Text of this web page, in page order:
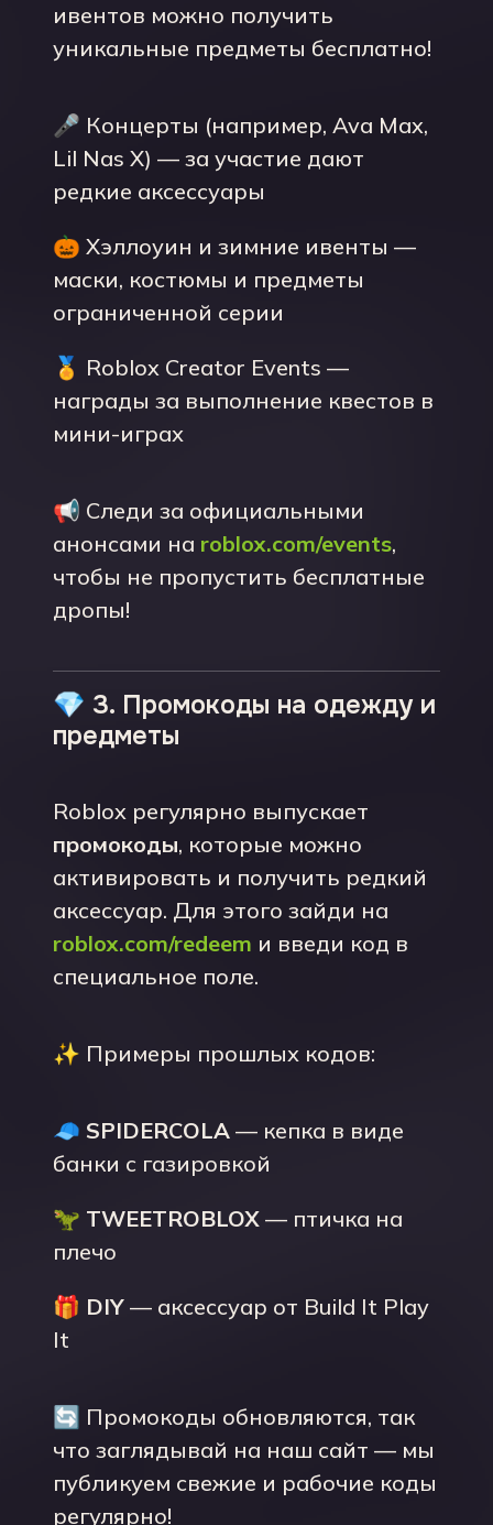
ивентов можно получить
уникальные предметы бесплатно!
🎤 Концерты (например, Ava Max,
Lil Nas X) — за участие дают
редкие аксессуары
🎃 Хэллоуин и зимние ивенты —
маски, костюмы и предметы
ограниченной серии
🏅 Roblox Creator Events —
награды за выполнение квестов в
мини-играх
📢 Следи за официальными
анонсами на roblox.com/events,
чтобы не пропустить бесплатные
дропы!
💎 3. Промокоды на одежду и
предметы
Roblox регулярно выпускает
промокоды, которые можно
активировать и получить редкий
аксессуар. Для этого зайди на
roblox.com/redeem и введи код в
специальное поле.
✨ Примеры прошлых кодов:
🧢 SPIDERCOLA — кепка в виде
банки с газировкой
🦖 TWEETROBLOX — птичка на
плечо
🎁 DIY — аксессуар от Build It Play
It
🔄 Промокоды обновляются, так
что заглядывай на наш сайт — мы
публикуем свежие и рабочие коды
регулярно!